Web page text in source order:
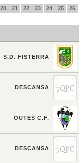
20 21 22 23 24 25
26
S.D. FISTERRA
DESCANSA
OUTES C.F.
DESCANSA